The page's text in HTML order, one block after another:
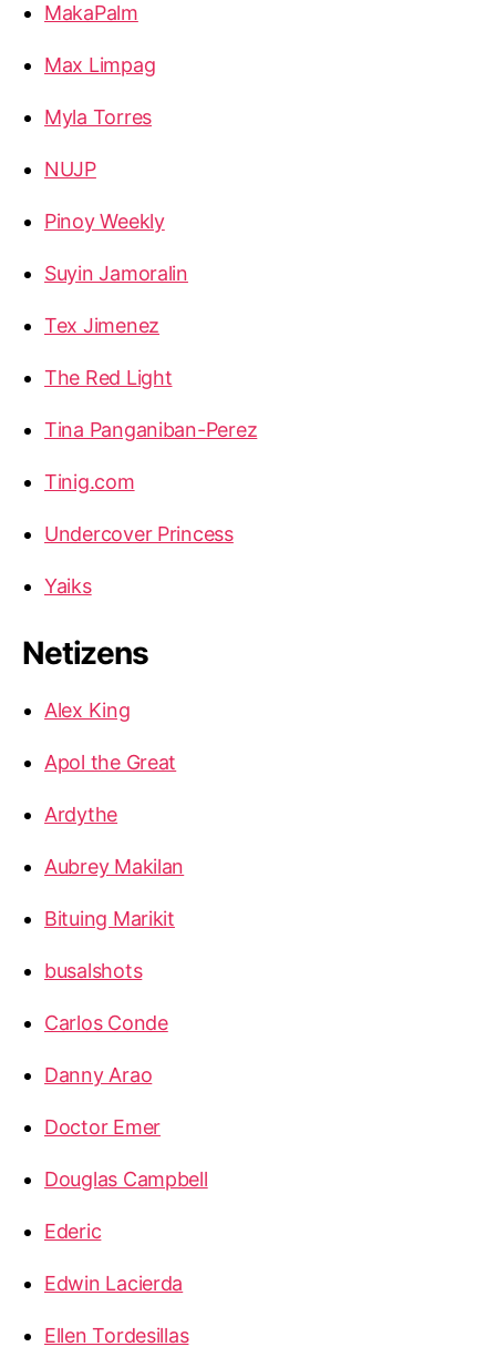
MakaPalm
Max Limpag
Myla Torres
NUJP
Pinoy Weekly
Suyin Jamoralin
Tex Jimenez
The Red Light
Tina Panganiban-Perez
Tinig.com
Undercover Princess
Yaiks
Netizens
Alex King
Apol the Great
Ardythe
Aubrey Makilan
Bituing Marikit
busalshots
Carlos Conde
Danny Arao
Doctor Emer
Douglas Campbell
Ederic
Edwin Lacierda
Ellen Tordesillas